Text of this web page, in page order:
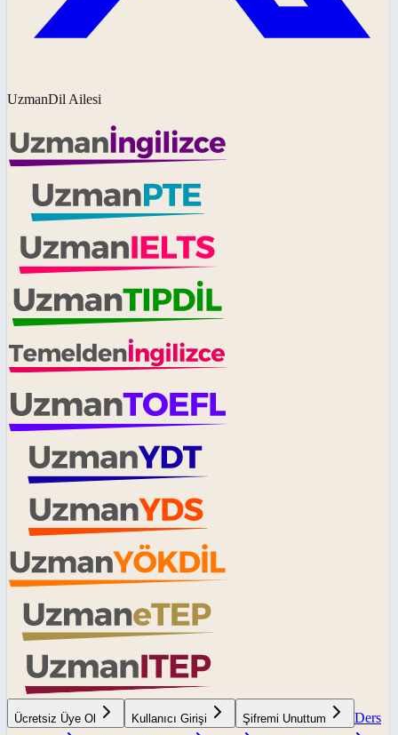
UzmanDil Ailesi
Ücretsiz Üye Ol Kullanıcı Girişi Şifremi Unuttum
Ders